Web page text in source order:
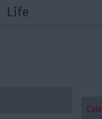
Life